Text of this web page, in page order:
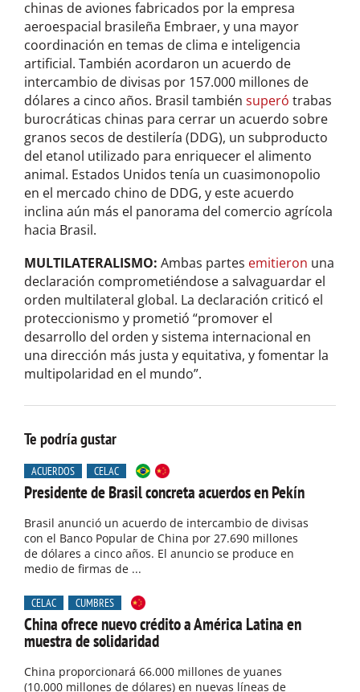
chinas de aviones fabricados por la empresa
aeroespacial brasileña Embraer, y una mayor
coordinación en temas de clima e inteligencia
artificial. También acordaron un acuerdo de
intercambio de divisas por 157.000 millones de
dólares a cinco años. Brasil también superó trabas
burocráticas chinas para cerrar un acuerdo sobre
granos secos de destilería (DDG), un subproducto
del etanol utilizado para enriquecer el alimento
animal. Estados Unidos tenía un cuasimonopolio
en el mercado chino de DDG, y este acuerdo
inclina aún más el panorama del comercio agrícola
hacia Brasil.
MULTILATERALISMO: Ambas partes emitieron una
declaración comprometiéndose a salvaguardar el
orden multilateral global. La declaración criticó el
proteccionismo y prometió “promover el
desarrollo del orden y sistema internacional en
una dirección más justa y equitativa, y fomentar la
multipolaridad en el mundo”.
Te podría gustar
ACUERDOS CELAC
Presidente de Brasil concreta acuerdos en Pekín
Brasil anunció un acuerdo de intercambio de divisas
con el Banco Popular de China por 27.690 millones
de dólares a cinco años. El anuncio se produce en
medio de firmas de ...
CELAC CUMBRES
China ofrece nuevo crédito a América Latina en
muestra de solidaridad
China proporcionará 66.000 millones de yuanes
(10.000 millones de dólares) en nuevas líneas de